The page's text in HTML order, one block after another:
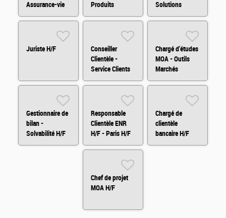
Assurance-vie
H/F
Produits
Financiers H/F
Solutions
d'Investissements
Juriste H/F
Conseiller
Clientèle -
Service Clients
H/F/X
Chargé d'études
MOA - Outils
Marchés
Financiers
Gestionnaire de
bilan -
Solvabilité H/F
Responsable
Clientèle ENR
H/F - Paris H/F
Chargé de
clientèle
bancaire H/F
Chef de projet
MOA H/F